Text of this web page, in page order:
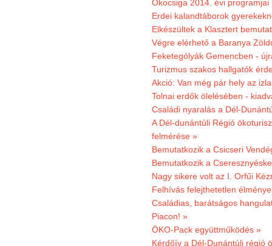
Ökocsiga 2014. évi programjai
Erdei kalandtáborok
Elkészültek a Klasztert
Végre elérhető a Baranya
Feketególyák Gemencben -
Turizmus szakos hallgatók
Akció: Van még pár hely az
Tolnai erdők ölelésében -
Családi nyaralás a Dél-
A Dél-dunántúli Régió
felmérése »
Bemutatkozik a Csicseri
Bemutatkozik a
Nagy sikere volt az I. Orfűi
Felhívás felejthetetlen
Családias, barátságos
Piacon! »
ÖKO-Pack együttműködés »
Kérdőív a Dél-Dunántúli régió